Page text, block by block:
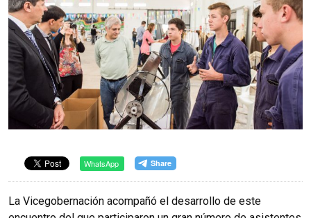
WhatsApp
La Vicegobernación acompañó el desarrollo de este